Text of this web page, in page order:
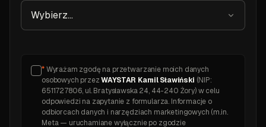
*Wyrażam zgodę na przetwarzanie moich danych
osobowych przezWAYSTAR Kamil Sławiński (NIP:
6511727806, ul. Bratysławska 24, 44-240 Żory) w celu
odpowiedzi na zapytanie z formularza. Informacje o
odbiorcach danych i narzędziach marketingowych (m.in.
Meta — uruchamiane wyłącznie po zgodzie